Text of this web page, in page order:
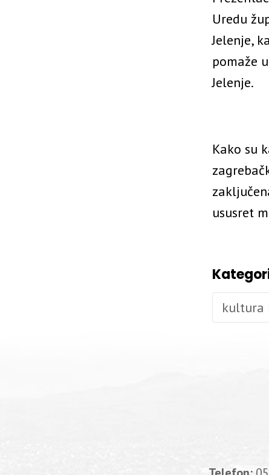
Uredu
Jelenje,
pomaže
Jelenje.
Kako su
ususret
kultura